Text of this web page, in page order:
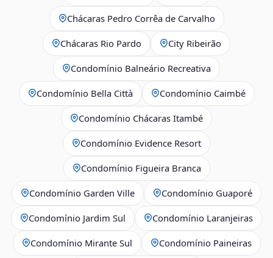
Chácaras Pedro Corrêa de Carvalho
Chácaras Rio Pardo City Ribeirão
Condomínio Balneário Recreativa
Condomínio Bella Città Condomínio Caimbé
Condomínio Chácaras Itambé
Condomínio Evidence Resort
Condomínio Figueira Branca
Condomínio Garden Ville Condomínio Guaporé
Condomínio Jardim Sul Condomínio Laranjeiras
Condomínio Mirante Sul Condomínio Paineiras